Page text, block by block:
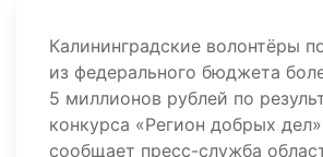
Калининградские волонтёры
из федерального бюджета
5 миллионов рублей по
конкурса «Регион добрых
сообщает пресс-служба